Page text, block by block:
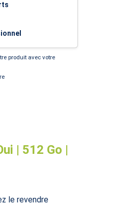
produit avec votre
| 512 Go |
le revendre